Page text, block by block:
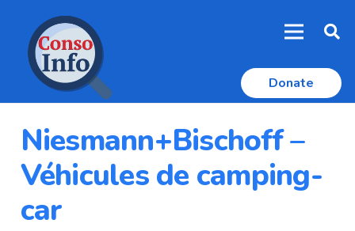
Donate
Niesmann+Bischoff –
Véhicules de camping-
car